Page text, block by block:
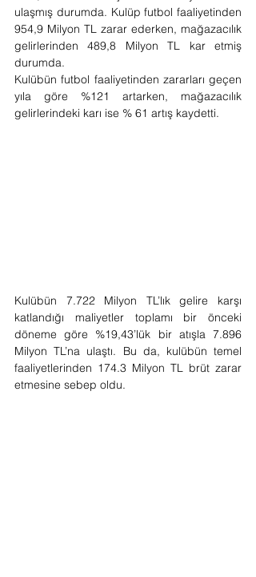
ulaşmış durumda. Kulüp futbol faaliyetinden
954,9 Milyon TL zarar ederken, mağazacılık
gelirlerinden 489,8 Milyon TL kar etmiş
durumda.
Kulübün futbol faaliyetinden zararları geçen
yıla göre %121 artarken, mağazacılık
gelirlerindeki karı ise % 61 artış kaydetti.
Kulübün 7.722 Milyon TL’lık gelire karşı
katlandığı maliyetler toplamı bir önceki
döneme göre %19,43’lük bir atışla 7.896
Milyon TL’na ulaştı. Bu da, kulübün temel
faaliyetlerinden 174.3 Milyon TL brüt zarar
etmesine sebep oldu.